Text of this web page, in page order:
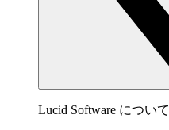
Lucid Software について